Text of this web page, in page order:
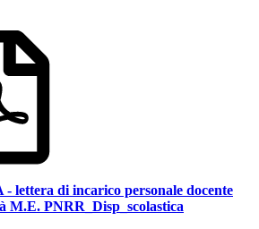
lettera di incarico personale docente
PNRR_Disp_scolastica